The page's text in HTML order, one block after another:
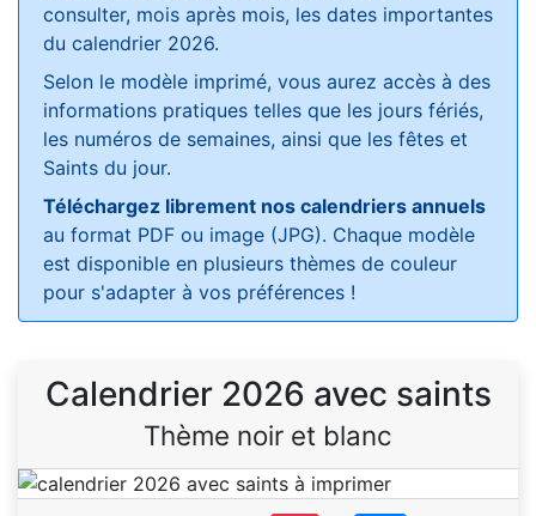
consulter, mois après mois, les dates importantes
du calendrier 2026.
Selon le modèle imprimé, vous aurez accès à des
informations pratiques telles que les jours fériés,
les numéros de semaines, ainsi que les fêtes et
Saints du jour.
Téléchargez librement nos calendriers annuels
au format PDF ou image (JPG). Chaque modèle
est disponible en plusieurs thèmes de couleur
pour s'adapter à vos préférences !
Calendrier 2026 avec saints
Thème noir et blanc